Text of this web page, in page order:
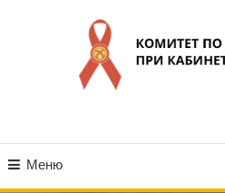
КСОЗ ПРИ
Меню